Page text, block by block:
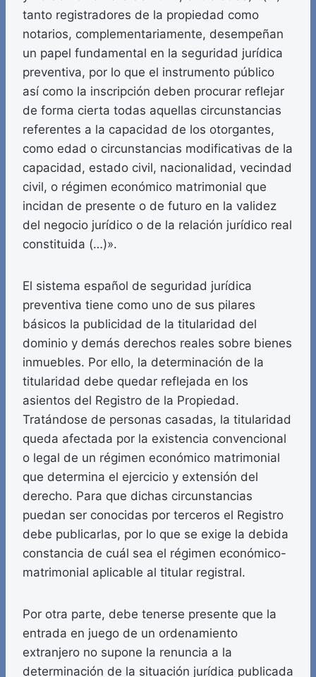
tanto registradores de la propiedad como
notarios, complementariamente, desempeñan
un papel fundamental en la seguridad jurídica
preventiva, por lo que el instrumento público
así como la inscripción deben procurar reflejar
de forma cierta todas aquellas circunstancias
referentes a la capacidad de los otorgantes,
como edad o circunstancias modificativas de la
capacidad, estado civil, nacionalidad, vecindad
civil, o régimen económico matrimonial que
incidan de presente o de futuro en la validez
del negocio jurídico o de la relación jurídico real
constituida (…)».
El sistema español de seguridad jurídica
preventiva tiene como uno de sus pilares
básicos la publicidad de la titularidad del
dominio y demás derechos reales sobre bienes
inmuebles. Por ello, la determinación de la
titularidad debe quedar reflejada en los
asientos del Registro de la Propiedad.
Tratándose de personas casadas, la titularidad
queda afectada por la existencia convencional
o legal de un régimen económico matrimonial
que determina el ejercicio y extensión del
derecho. Para que dichas circunstancias
puedan ser conocidas por terceros el Registro
debe publicarlas, por lo que se exige la debida
constancia de cuál sea el régimen económico-
matrimonial aplicable al titular registral.
Por otra parte, debe tenerse presente que la
entrada en juego de un ordenamiento
extranjero no supone la renuncia a la
determinación de la situación jurídica publicada